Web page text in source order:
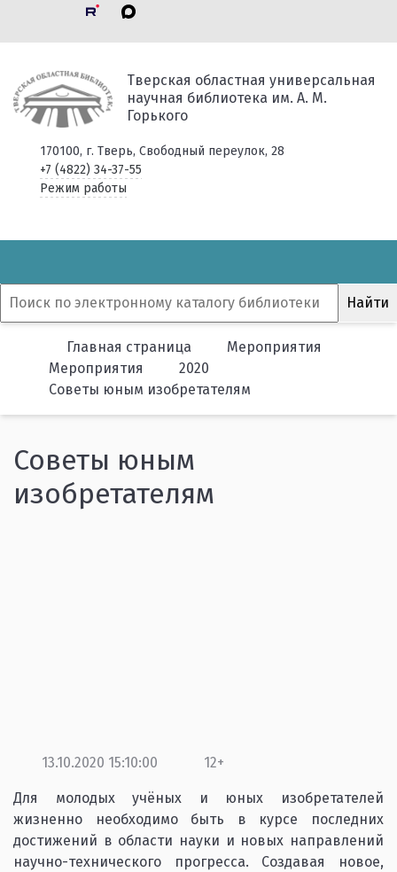
Тверская областная универсальная
научная библиотека им. А. М.
Горького
170100, г. Тверь, Свободный переулок, 28
+7 (4822) 34-37-55
Режим работы
Главная страница
Мероприятия
Мероприятия
2020
Советы юным изобретателям
Советы юным
изобретателям
13.10.2020 15:10:00 12+
Для молодых учёных и юных изобретателей
жизненно необходимо быть в курсе последних
достижений в области науки и новых направлений
научно-технического прогресса. Создавая новое,